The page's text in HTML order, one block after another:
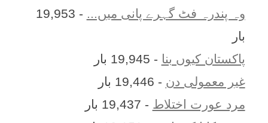
وہ پندرہ فٹ گہرے پانی میں...
- 19,953
بار
پاکستان کیوں بنا - 19,945 بار
غیر معمولی دن - 19,446 بار
مرد عورت اختلاط - 19,437 بار